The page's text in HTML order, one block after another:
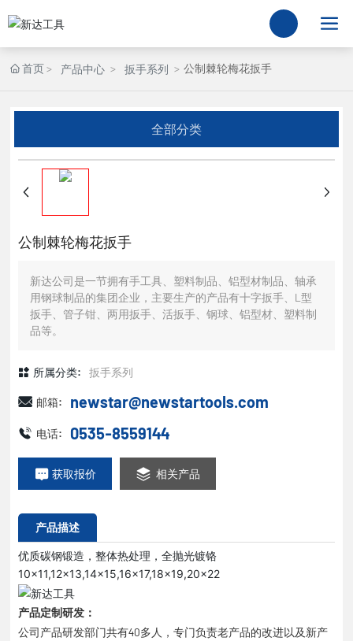
首页 产品中心 扳手系列 公制棘轮梅花扳手
全部分类
公制棘轮梅花扳手
新达公司是一节拥有手工具、塑料制品、铝型材制品、轴承
用钢球制品的集团企业，主要生产的产品有十字扳手、L型
扳手、管子钳、两用扳手、活扳手、钢球、铝型材、塑料制
品等。
所属分类: 扳手系列
邮箱: newstar@newstartools.com
电话: 0535-8559144
获取报价 相关产品
产品描述
优质碳钢锻造，整体热处理，全抛光镀铬
10×11,12×13,14×15,16×17,18×19,20×22
产品定制研发：
公司产品研发部门共有40多人，专门负责老产品的改进以及新产